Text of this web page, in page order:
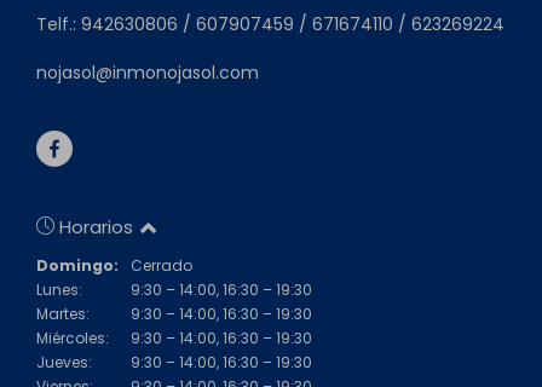
Telf.: 942630806 / 607907459 / 671674110 / 623269224
nojasol@inmonojasol.com
Horarios
Domingo:
Cerrado
Lunes:
9:30 – 14:00, 16:30 – 19:30
Martes:
9:30 – 14:00, 16:30 – 19:30
Miércoles:
9:30 – 14:00, 16:30 – 19:30
Jueves:
9:30 – 14:00, 16:30 – 19:30